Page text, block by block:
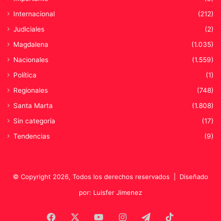
Internacional
(212)
Judiciales
(2)
Magdalena
(1.035)
Nacionales
(1.559)
Política
(1)
Regionales
(748)
Santa Marta
(1.808)
Sin categoría
(17)
Tendencias
(9)
© Copyright 2026, Todos los derechos reservados | Diseñado
por: Luisfer Jimenez
Facebook YouTubeInstagramTelegram